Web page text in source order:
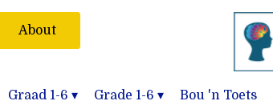
About
Graad 1-6 ▾ Grade 1-6 ▾ Bou 'n Toets